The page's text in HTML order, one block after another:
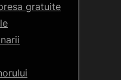
gratuite